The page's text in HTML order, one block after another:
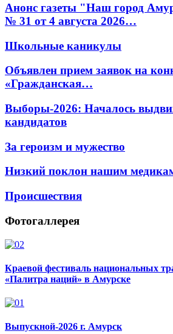
Анонс газеты "Наш город
№ 31 от 4 августа 2026…
Школьные каникулы
Объявлен прием заявок на
«Гражданская…
Выборы-2026: Началось
кандидатов
За героизм и мужество
Низкий поклон нашим
Происшествия
Фотогаллерея
Краевой фестиваль национальных
«Палитра наций» в Амурске
Выпускной-2026 г. Амурск